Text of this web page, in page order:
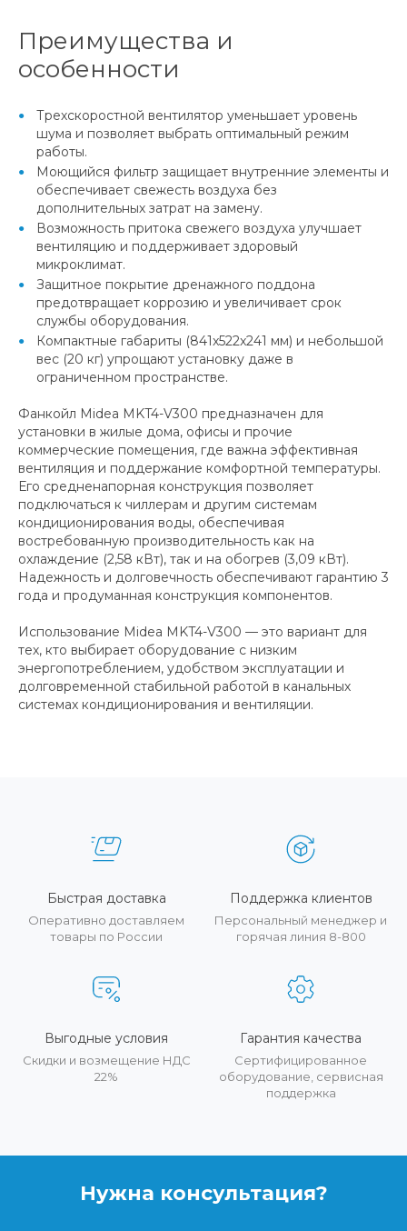
Преимущества и
особенности
Трехскоростной вентилятор уменьшает уровень
шума и позволяет выбрать оптимальный режим
работы.
Моющийся фильтр защищает внутренние элементы и
обеспечивает свежесть воздуха без
дополнительных затрат на замену.
Возможность притока свежего воздуха улучшает
вентиляцию и поддерживает здоровый
микроклимат.
Защитное покрытие дренажного поддона
предотвращает коррозию и увеличивает срок
службы оборудования.
Компактные габариты (841x522x241 мм) и небольшой
вес (20 кг) упрощают установку даже в
ограниченном пространстве.
Фанкойл Midea MKT4-V300 предназначен для
установки в жилые дома, офисы и прочие
коммерческие помещения, где важна эффективная
вентиляция и поддержание комфортной температуры.
Его средненапорная конструкция позволяет
подключаться к чиллерам и другим системам
кондиционирования воды, обеспечивая
востребованную производительность как на
охлаждение (2,58 кВт), так и на обогрев (3,09 кВт).
Надежность и долговечность обеспечивают гарантию 3
года и продуманная конструкция компонентов.
Использование Midea MKT4-V300 — это вариант для
тех, кто выбирает оборудование с низким
энергопотреблением, удобством эксплуатации и
долговременной стабильной работой в канальных
системах кондиционирования и вентиляции.
Быстрая доставка
Оперативно доставляем
товары по России
Поддержка клиентов
Персональный менеджер и
горячая линия 8-800
Выгодные условия
Скидки и возмещение НДС
22%
Гарантия качества
Сертифицированное
оборудование, сервисная
поддержка
Нужна консультация?